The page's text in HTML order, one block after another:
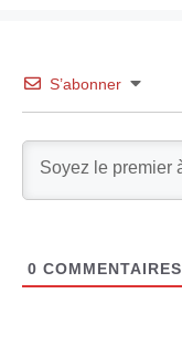
S’abonner
0 COMMENTAIRES